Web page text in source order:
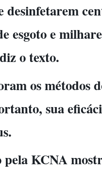
desinfetarem
esgoto e
o texto.
os métodos
sua
KCNA